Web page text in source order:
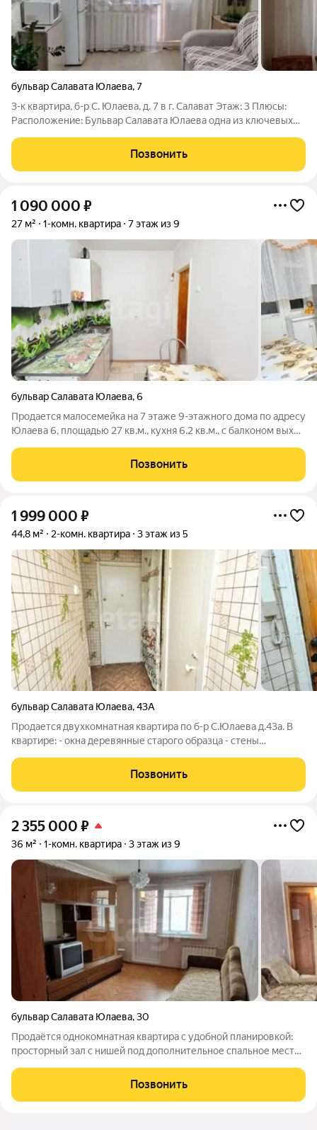
бульвар Салавата Юлаева,7
3-к квартира, б-р С. Юлаева, д. 7 в г. Салават Этаж: 3 Плюсы:
Расположение: Бульвар Салавата Юлаева одна из ключевых
жизни. Готовность к
Позвонить
1 090 000 ₽
27 м² 1-комн. квартира 7 этаж из 9
бульвар Салавата Юлаева,6
Продается малосемейка на 7 этаже 9-этажного дома по адресу
Юлаева 6, площадью 27 кв.м., кухня 6.2 кв.м., с балконом выход
косметический. Квартира чистая, соседи спокойные. Кухня
оборудована кухонным
Позвонить
1 999 000 ₽
44,8 м² 2-комн. квартира 3 этаж из 5
бульвар Салавата Юлаева,43А
Продается двухкомнатная квартира по б-р С.Юлаева д.43а. В
квартире: - окна деревянные старого образца - стены
доступности: - школы и детские сады, .- аллея и сквер, -
сетевые магазины, -
Позвонить
2 355 000 ₽
36 м² 1-комн. квартира 3 этаж из 9
бульвар Салавата Юлаева,30
Продаётся однокомнатная квартира с удобной планировкой:
просторный зал с нишей под дополнительное спальное место,
вместительная лоджия и просторная прихожая. В марте в
подъезде и квартире заменили
Позвонить